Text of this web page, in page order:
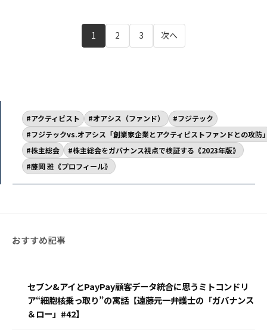
1 2 3 次へ
アクティビスト オアシス（ファンド）
フジテック
フジテックvs.オアシス「創業家企業とアクティビストファンドとの攻防
株主総会
株主総会をガバナンス視点で検証する《2023年版》
藤岡 雅《プロフィール》
セブン&アイとPayPay顧客データ統合に思うミトコンドリ
ア“細胞核乗っ取り”の寓話【遠藤元一弁護士の「ガバナンス
＆ロー」#42】